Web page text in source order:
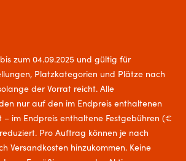
zum 04.09.2025 und gültig für
Platzkategorien und Plätze nach
der Vorrat reicht. Alle
nur auf den im Endpreis enthaltenen
im Endpreis enthaltene Festgebühren (€
Pro Auftrag können je nach
Versandkosten hinzukommen. Keine